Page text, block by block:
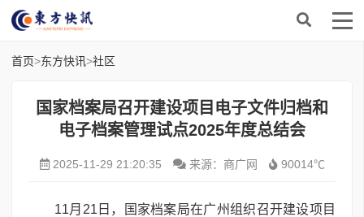
首页>东方快讯>社区
国家档案局召开建设项目电子文件归档和
电子档案管理试点2025年度总结会
2025-11-29 21:20:35 来源：商广网 90014℃
11月21日，国家档案局在广州组织召开建设项目